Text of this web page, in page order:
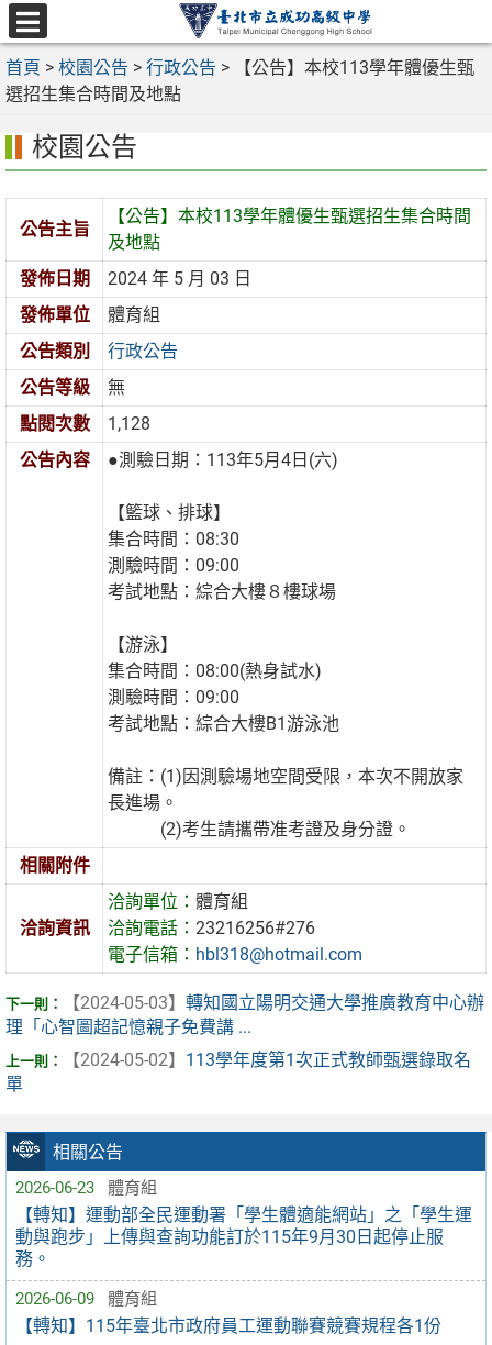
跳
至
主
要
區
選
單
首頁 > 校園公告 > 行政公告 >
【公告】本校113學年體優生甄
選招生集合時間及地點
相關公告
2026-06-23 體育組
【轉知】運動部全民運動署「學生體適能網站」之「學生運
動與跑步」上傳與查詢功能訂於115年9月30日起停止服
務。
2026-06-09 體育組
【轉知】115年臺北市政府員工運動聯賽競賽規程各1份
校園公告
公告主旨
【公告】本校113學年體優生甄選招生集合時間
及地點
發佈日期
2024 年 5 月 03 日
發佈單位
體育組
公告類別
行政公告
公告等級
無
點閱次數
1,128
公告內容
●測驗日期：113年5月4日(六)
【籃球、排球】
集合時間：08:30
測驗時間：09:00
考試地點：綜合大樓８樓球場
【游泳】
集合時間：08:00(熱身試水)
測驗時間：09:00
考試地點：綜合大樓B1游泳池
備註：(1)因測驗場地空間受限，本次不開放家
長進場。
(2)考生請攜帶准考證及身分證。
相關附件
洽詢資訊
洽詢單位：體育組
洽詢電話：23216256#276
電子信箱： hbl318@hotmail.com
【2024-05-03】 轉知國立陽明交通大學推廣教育中心辦
理「心智圖超記憶親子免費講 ...
【2024-05-02】 113學年度第1次正式教師甄選錄取名
單